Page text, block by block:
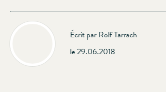
Écrit par Rolf Tarrach
le 29.06.2018